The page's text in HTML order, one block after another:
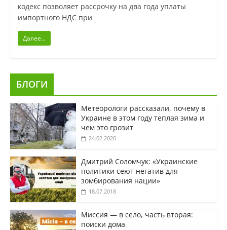
кодекс позволяет рассрочку на два года уплаты
импортного НДС при
Далее...
БЛОГИ
Метеорологи рассказали, почему в
Украине в этом году теплая зима и
чем это грозит
24.02.2020
Дмитрий Соломчук: «Украинские
политики сеют негатив для
зомбирования нации»
18.07.2018
Миссия — в село, часть вторая:
поиски дома